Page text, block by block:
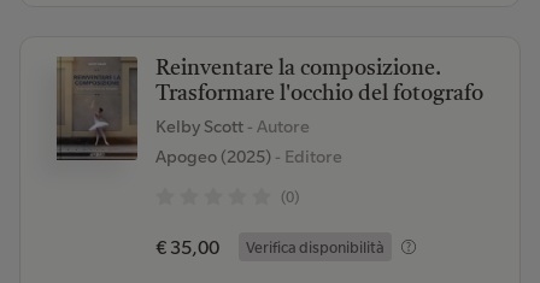
Reinventare la composizione.
Trasformare l'occhio del fotografo
Kelby Scott - Autore
Apogeo (2025)- Editore
(0)
€ 35,00 Verifica disponibilità